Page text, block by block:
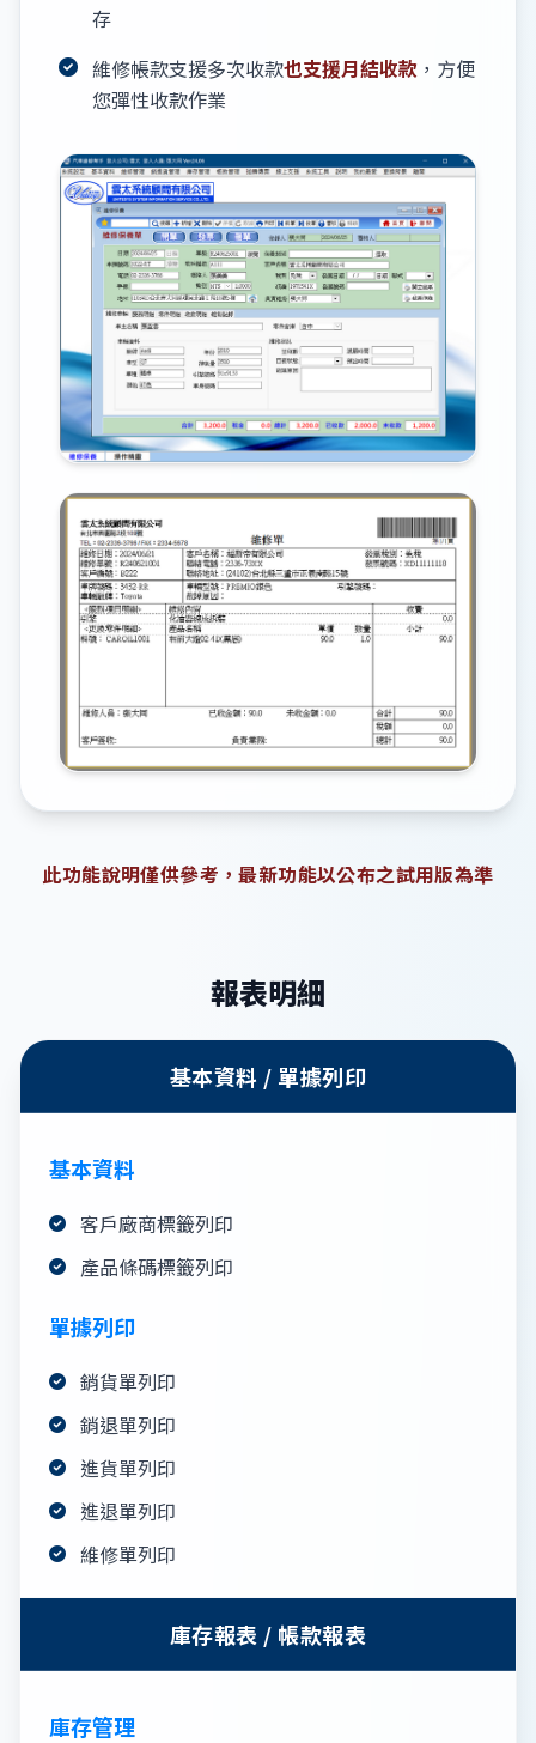
存
維修帳款支援多次收款也支援月結收款 ，方便
您彈性收款作業
此功能說明僅供參考，最新功能以公布之試用版為準
報表明細
基本資料 / 單據列印
基本資料
客戶廠商標籤列印
產品條碼標籤列印
單據列印
銷貨單列印
銷退單列印
進貨單列印
進退單列印
維修單列印
庫存報表 / 帳款報表
庫存管理